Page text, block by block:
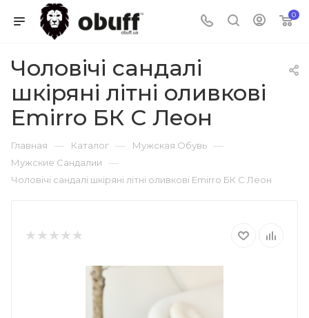
0
Чоловічі сандалі
шкіряні літні оливкові
Emirro БК С Леон
Главная — Каталог — Мужская Обувь —
Мужские Сандалии —
Чоловічі сандалі шкіряні літні оливкові Emirro БК С Леон